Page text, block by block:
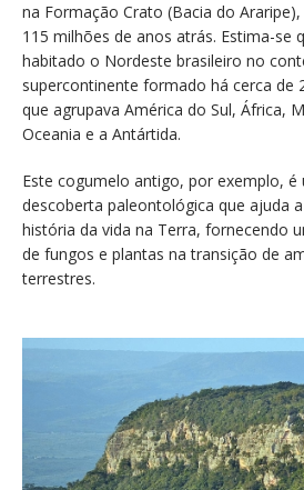
na Formação Crato (Bacia do
115 milhões de anos atrás. Estima-se
habitado o Nordeste brasileiro no
supercontinente formado há cerca de
que agrupava América do Sul, África,
Oceania e a Antártida.
Este cogumelo antigo, por exemplo, é
descoberta paleontológica que ajuda
história da vida na Terra, fornecendo
de fungos e plantas na transição de
terrestres.